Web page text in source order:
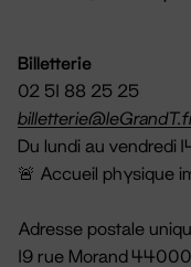
Billetterie
02 51 88 25 25
Du lundi au vendredi
🚨 Accueil physique
Adresse postale
19 rue Morand